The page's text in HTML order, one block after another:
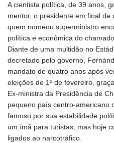
A cientista política, de 39 anos,
mentor, o presidente em final de
quem nomeou superministro
política e econômica do
Diante de uma multidão no
decretado pelo governo,
mandato de quatro anos após
eleições de 1º de fevereiro,
Ex-ministra da Presidência de
pequeno país centro-americano
famoso por sua estabilidade
um ímã para turistas, mas hoje
ligados ao narcotráfico.